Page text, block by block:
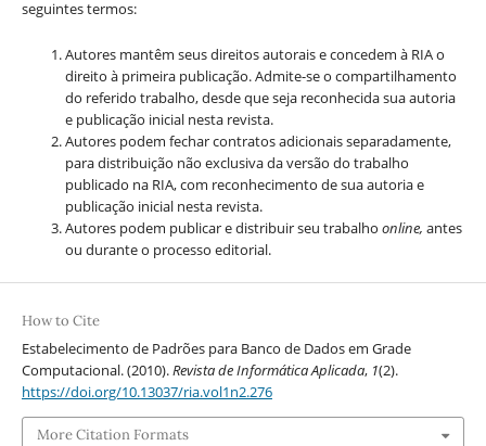
seguintes termos:
Autores mantêm seus direitos autorais e concedem à RIA o
direito à primeira publicação. Admite-se o compartilhamento
do referido trabalho, desde que seja reconhecida sua autoria
e publicação inicial nesta revista.
Autores podem fechar contratos adicionais separadamente,
para distribuição não exclusiva da versão do trabalho
publicado na RIA, com reconhecimento de sua autoria e
publicação inicial nesta revista.
Autores podem publicar e distribuir seu trabalho online, antes
ou durante o processo editorial.
How to Cite
Estabelecimento de Padrões para Banco de Dados em Grade
Computacional. (2010).Revista de Informática Aplicada, 1(2).
https://doi.org/10.13037/ria.vol1n2.276
More Citation Formats